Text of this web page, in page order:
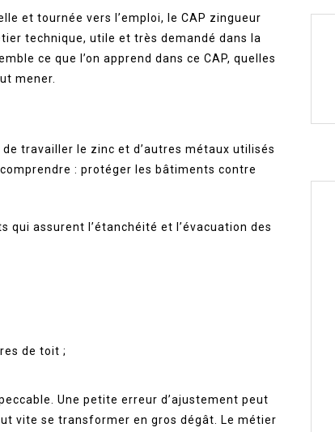
et tournée vers l’emploi, le CAP zingueur
technique, utile et très demandé dans la
ce que l’on apprend dans ce CAP, quelles
mener.
travailler le zinc et d’autres métaux utilisés
: protéger les bâtiments contre
assurent l’étanchéité et l’évacuation des
de toit ;
Une petite erreur d’ajustement peut
vite se transformer en gros dégât. Le métier